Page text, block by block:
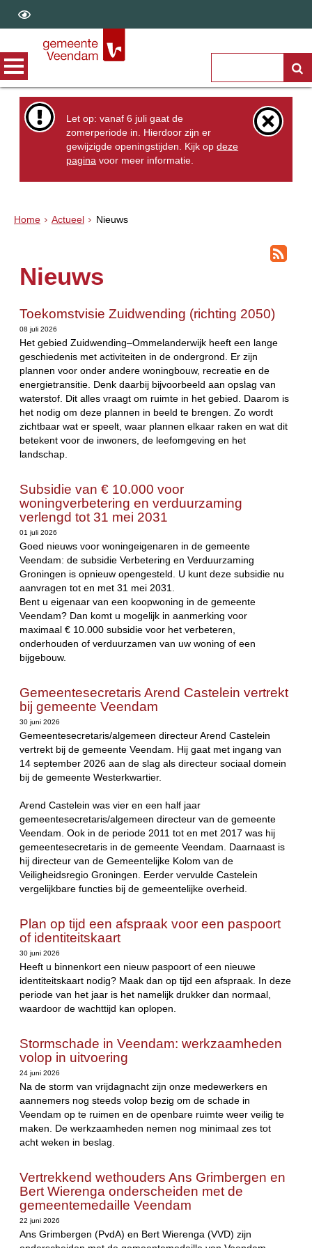
Let op: vanaf 6 juli gaat de
zomerperiode in. Hierdoor zijn er
gewijzigde openingstijden. Kijk opdeze
pagina voor meer informatie.
Home Actueel Nieuws
Nieuws
Toekomstvisie Zuidwending (richting 2050)
08 juli 2026
Het gebied Zuidwending–Ommelanderwijk heeft een lange
geschiedenis met activiteiten in de ondergrond. Er zijn
plannen voor onder andere woningbouw, recreatie en de
energietransitie. Denk daarbij bijvoorbeeld aan opslag van
waterstof. Dit alles vraagt om ruimte in het gebied. Daarom is
het nodig om deze plannen in beeld te brengen. Zo wordt
zichtbaar wat er speelt, waar plannen elkaar raken en wat dit
betekent voor de inwoners, de leefomgeving en het
landschap.
Subsidie van € 10.000 voor
woningverbetering en verduurzaming
verlengd tot 31 mei 2031
01 juli 2026
Goed nieuws voor woningeigenaren in de gemeente
Veendam: de subsidie Verbetering en Verduurzaming
Groningen is opnieuw opengesteld. U kunt deze subsidie nu
aanvragen tot en met 31 mei 2031.
Bent u eigenaar van een koopwoning in de gemeente
Veendam? Dan komt u mogelijk in aanmerking voor
maximaal € 10.000 subsidie voor het verbeteren,
onderhouden of verduurzamen van uw woning of een
bijgebouw.
Gemeentesecretaris Arend Castelein vertrekt
bij gemeente Veendam
30 juni 2026
Gemeentesecretaris/algemeen directeur Arend Castelein
vertrekt bij de gemeente Veendam. Hij gaat met ingang van
14 september 2026 aan de slag als directeur sociaal domein
bij de gemeente Westerkwartier.
Arend Castelein was vier en een half jaar
gemeentesecretaris/algemeen directeur van de gemeente
Veendam. Ook in de periode 2011 tot en met 2017 was hij
gemeentesecretaris in de gemeente Veendam. Daarnaast is
hij directeur van de Gemeentelijke Kolom van de
Veiligheidsregio Groningen. Eerder vervulde Castelein
vergelijkbare functies bij de gemeentelijke overheid.
Plan op tijd een afspraak voor een paspoort
of identiteitskaart
30 juni 2026
Heeft u binnenkort een nieuw paspoort of een nieuwe
identiteitskaart nodig? Maak dan op tijd een afspraak. In deze
periode van het jaar is het namelijk drukker dan normaal,
waardoor de wachttijd kan oplopen.
Stormschade in Veendam: werkzaamheden
volop in uitvoering
24 juni 2026
Na de storm van vrijdagnacht zijn onze medewerkers en
aannemers nog steeds volop bezig om de schade in
Veendam op te ruimen en de openbare ruimte weer veilig te
maken. De werkzaamheden nemen nog minimaal zes tot
acht weken in beslag.
Vertrekkend wethouders Ans Grimbergen en
Bert Wierenga onderscheiden met de
gemeentemedaille Veendam
22 juni 2026
Ans Grimbergen (PvdA) en Bert Wierenga (VVD) zijn